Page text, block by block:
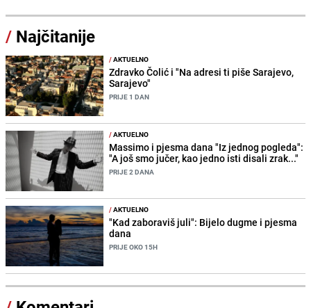
/ Najčitanije
/AKTUELNO
Zdravko Čolić i "Na adresi ti piše Sarajevo,
Sarajevo"
PRIJE 1 DAN
/AKTUELNO
Massimo i pjesma dana "Iz jednog pogleda":
"A još smo jučer, kao jedno isti disali zrak..."
PRIJE 2 DANA
/AKTUELNO
"Kad zaboraviš juli": Bijelo dugme i pjesma
dana
PRIJE OKO 15H